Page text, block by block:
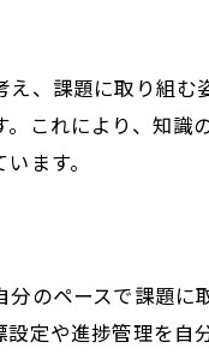
、課題に取り組む
これにより、知識
ます。
のペースで課題に
定や進捗管理を自